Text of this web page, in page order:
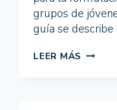
grupos de
guía se describe
LEER MÁS GUÍA